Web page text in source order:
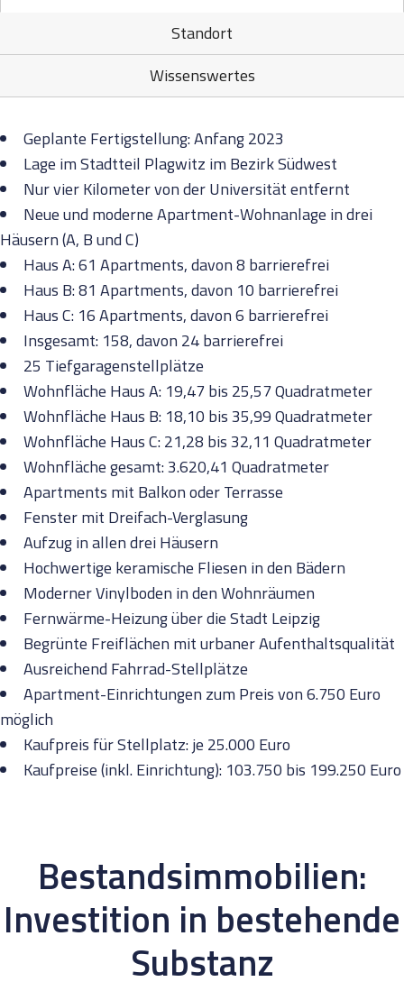
Standort
Wissenswertes
Geplante Fertigstellung: Anfang 2023
Lage im Stadtteil Plagwitz im Bezirk Südwest
Nur vier Kilometer von der Universität entfernt
Neue und moderne Apartment-Wohnanlage in drei
Häusern (A, B und C)
Haus A: 61 Apartments, davon 8 barrierefrei
Haus B: 81 Apartments, davon 10 barrierefrei
Haus C: 16 Apartments, davon 6 barrierefrei
Insgesamt: 158, davon 24 barrierefrei
25 Tiefgaragenstellplätze
Wohnfläche Haus A: 19,47 bis 25,57 Quadratmeter
Wohnfläche Haus B: 18,10 bis 35,99 Quadratmeter
Wohnfläche Haus C: 21,28 bis 32,11 Quadratmeter
Wohnfläche gesamt: 3.620,41 Quadratmeter
Apartments mit Balkon oder Terrasse
Fenster mit Dreifach-Verglasung
Aufzug in allen drei Häusern
Hochwertige keramische Fliesen in den Bädern
Moderner Vinylboden in den Wohnräumen
Fernwärme-Heizung über die Stadt Leipzig
Begrünte Freiflächen mit urbaner Aufenthaltsqualität
Ausreichend Fahrrad-Stellplätze
Apartment-Einrichtungen zum Preis von 6.750 Euro
möglich
Kaufpreis für Stellplatz: je 25.000 Euro
Kaufpreise (inkl. Einrichtung): 103.750 bis 199.250 Euro
Bestandsimmobilien:
Investition in bestehende
Substanz